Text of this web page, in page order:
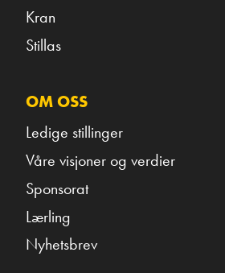
Kran
Stillas
OM OSS
Ledige stillinger
Våre visjoner og verdier
Sponsorat
Lærling
Nyhetsbrev